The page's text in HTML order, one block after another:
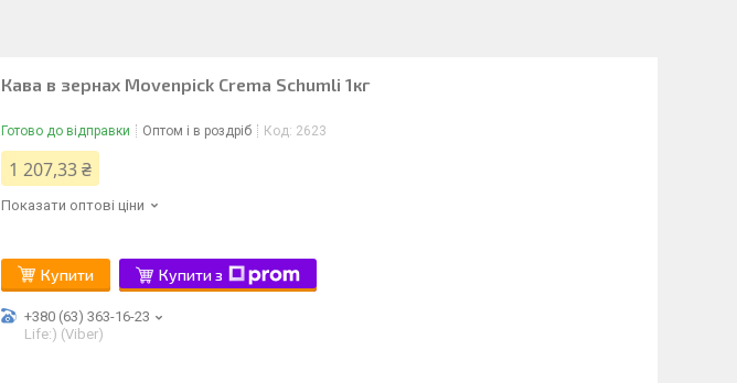
Кава в зернах Movenpick Crema Schumli 1кг
Готово до відправки Оптом і в роздріб Код: 2623
1 207,33 ₴
Показати оптові ціни
Купити Купити з
+380 (63) 363-16-23
Life:) (Viber)